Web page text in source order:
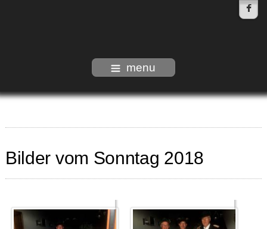
menu
Bilder vom Sonntag 2018